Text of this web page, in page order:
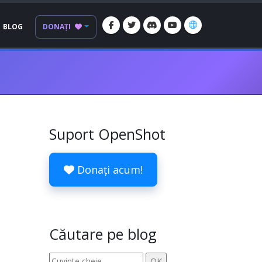
BLOG DONAȚI
Suport OpenShot
Donați acum!
Căutare pe blog